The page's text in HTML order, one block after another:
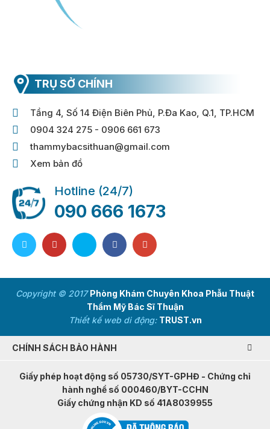
TRỤ SỞ CHÍNH
Tầng 4, Số 14 Điện Biên Phủ, P.Đa Kao, Q.1, TP.HCM
0904 324 275 - 0906 661 673
thammybacsithuan@gmail.com
Xem bản đồ
Hotline (24/7)
090 666 1673
Copyright © 2017Phòng Khám Chuyên Khoa Phẫu Thuật
Thẩm Mỹ Bác Sĩ Thuận
Thiết kế web di động: TRUST.vn
CHÍNH SÁCH BẢO HÀNH
Giấy phép hoạt động số 05730/SYT-GPHĐ - Chứng chỉ
hành nghề số 000460/BYT-CCHN
Giấy chứng nhận KD số 41A8039955